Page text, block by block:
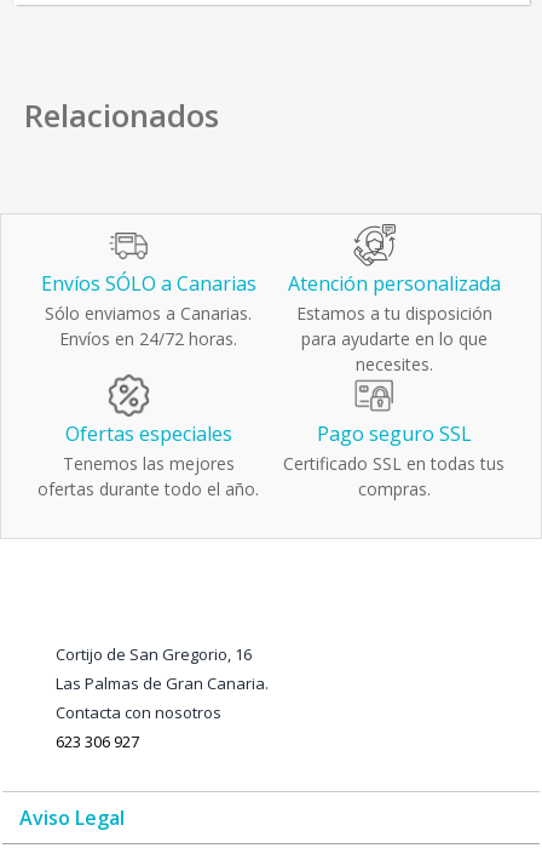
Relacionados
Envíos SÓLO a Canarias
Sólo enviamos a Canarias.
Envíos en 24/72 horas.
Atención personalizada
Estamos a tu disposición
para ayudarte en lo que
necesites.
Ofertas especiales
Tenemos las mejores
ofertas durante todo el año.
Pago seguro SSL
Certificado SSL en todas tus
compras.
Cortijo de San Gregorio, 16
Las Palmas de Gran Canaria.
Contacta con nosotros
623 306 927
Aviso Legal